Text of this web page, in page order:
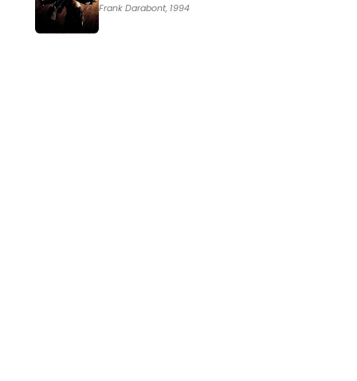
Frank Darabont, 1994